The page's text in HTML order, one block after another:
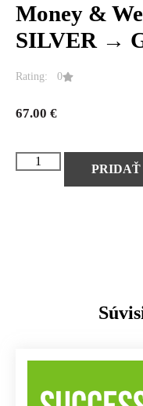
Money &
SILVER →
Rating: 0
67.00 €
PRIDAŤ